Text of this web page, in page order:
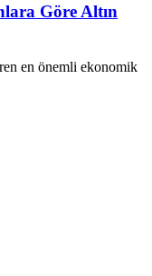
Göre Altın
en önemli ekonomik